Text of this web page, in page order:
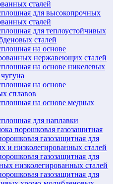
сталей
для высокопрочных
сталей
для теплоустойчивых
сталей
на основе
нержавеющих сталей
на основе никелевых
на основе
сплавов
на основе медных
для наплавки
порошковая газозащитная
газозащитная для
и низколегированных сталей
газозащитная для
низколегированных сталей
газозащитная для